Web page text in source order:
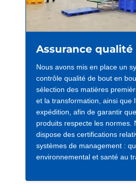
Assurance qualité
Nous avons mis en place un
contrôle qualité de bout en
sélection des matières
et la transformation, ainsi que
expédition, afin de garantir
produits respecte les normes.
dispose des certifications
systèmes de management :
environnemental et santé au